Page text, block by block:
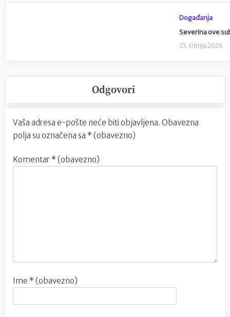
Događanja
Severina ove
23. srpnja 2026
Odgovori
Vaša adresa e-pošte neće biti objavljena. Obavezna
polja su označena sa * (obavezno)
Komentar * (obavezno)
Ime * (obavezno)